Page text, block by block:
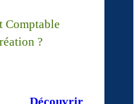
Comptable
?